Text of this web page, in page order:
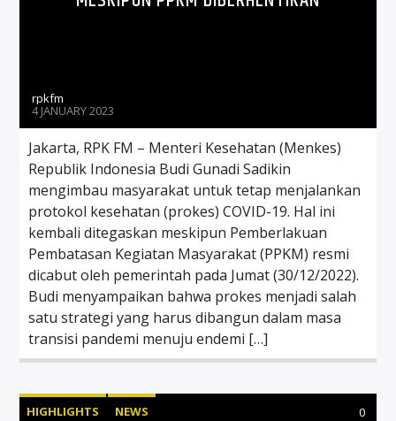
rpkfm
4 JANUARY 2023
Jakarta, RPK FM – Menteri Kesehatan (Menkes)
Republik Indonesia Budi Gunadi Sadikin
mengimbau masyarakat untuk tetap menjalankan
protokol kesehatan (prokes) COVID-19. Hal ini
kembali ditegaskan meskipun Pemberlakuan
Pembatasan Kegiatan Masyarakat (PPKM) resmi
dicabut oleh pemerintah pada Jumat (30/12/2022).
Budi menyampaikan bahwa prokes menjadi salah
satu strategi yang harus dibangun dalam masa
transisi pandemi menuju endemi […]
HIGHLIGHTS NEWS 0